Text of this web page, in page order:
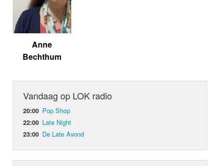
Anne
Bechthum
Vandaag op LOK radio
20:00 Pop Shop
22:00 Late Night
23:00 De Late Avond